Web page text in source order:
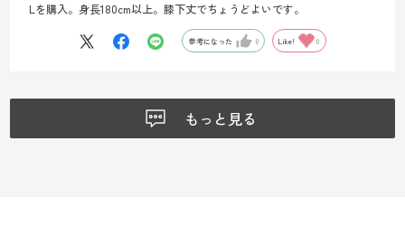
Lを購入。身長180cm以上。膝下丈でちょうどよいです。
参考になった 0 Like! 0
もっと見る